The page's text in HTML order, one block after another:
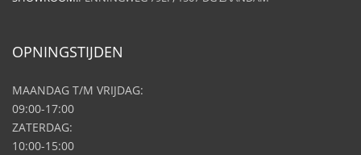
OPNINGSTIJDEN
MAANDAG T/M VRIJDAG:
09:00-17:00
ZATERDAG:
10:00-15:00